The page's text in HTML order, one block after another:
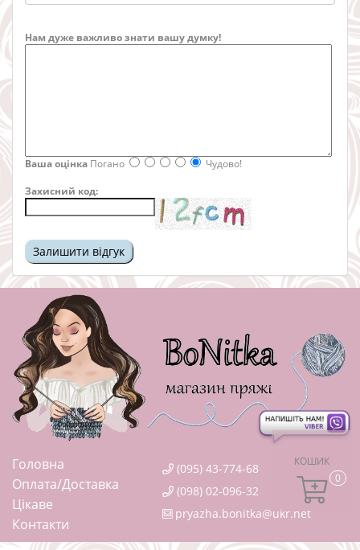
КОШИК
0
Нам дуже важливо знати вашу думку!
Ваша оцінка Погано
Чудово!
Захисний код:
Головна
Оплата/Доставка
Цікаве
Контакти
(095) 43-774-68
(098) 02-096-32
pryazha.bonitka@ukr.net